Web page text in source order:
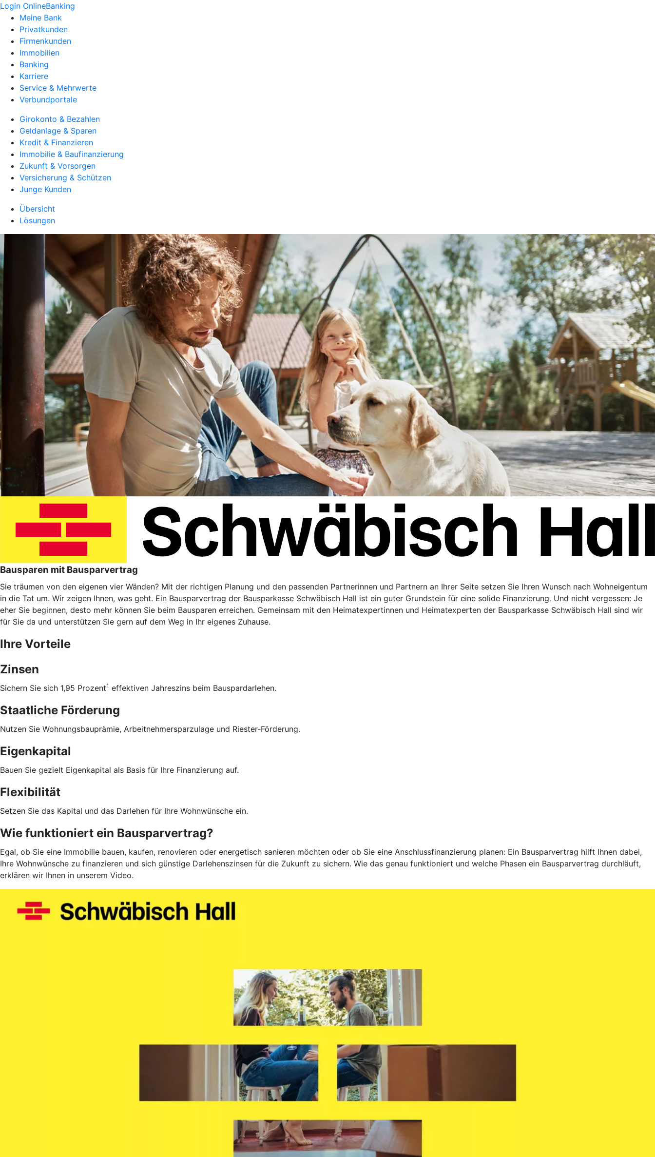
Login OnlineBanking
Meine Bank
Privatkunden
Firmenkunden
Immobilien
Banking
Karriere
Service & Mehrwerte
Verbundportale
Girokonto & Bezahlen
Geldanlage & Sparen
Kredit & Finanzieren
Immobilie & Baufinanzierung
Zukunft & Vorsorgen
Versicherung & Schützen
Junge Kunden
Übersicht
Lösungen
Bausparen mit Bausparvertrag
Sie träumen von den eigenen vier Wänden? Mit der richtigen Planung und den passenden Partnerinnen und Partnern an Ihrer Seite setzen Sie Ihren Wunsch nach Wohneigentum
in die Tat um. Wir zeigen Ihnen, was geht. Ein Bausparvertrag der Bausparkasse Schwäbisch Hall ist ein guter Grundstein für eine solide Finanzierung. Und nicht vergessen: Je
eher Sie beginnen, desto mehr können Sie beim Bausparen erreichen. Gemeinsam mit den Heimatexpertinnen und Heimatexperten der Bausparkasse Schwäbisch Hall sind wir
für Sie da und unterstützen Sie gern auf dem Weg in Ihr eigenes Zuhause.
Ihre Vorteile
Zinsen
Sichern Sie sich 1,95 Prozent1 effektiven Jahreszins beim Bauspardarlehen.
Staatliche Förderung
Nutzen Sie Wohnungsbauprämie, Arbeitnehmersparzulage und Riester-Förderung.
Eigenkapital
Bauen Sie gezielt Eigenkapital als Basis für Ihre Finanzierung auf.
Flexibilität
Setzen Sie das Kapital und das Darlehen für Ihre Wohnwünsche ein.
Wie funktioniert ein Bausparvertrag?
Egal, ob Sie eine Immobilie bauen, kaufen, renovieren oder energetisch sanieren möchten oder ob Sie eine Anschlussfinanzierung planen: Ein Bausparvertrag hilft Ihnen dabei,
Ihre Wohnwünsche zu finanzieren und sich günstige Darlehenszinsen für die Zukunft zu sichern. Wie das genau funktioniert und welche Phasen ein Bausparvertrag durchläuft,
erklären wir Ihnen in unserem Video.